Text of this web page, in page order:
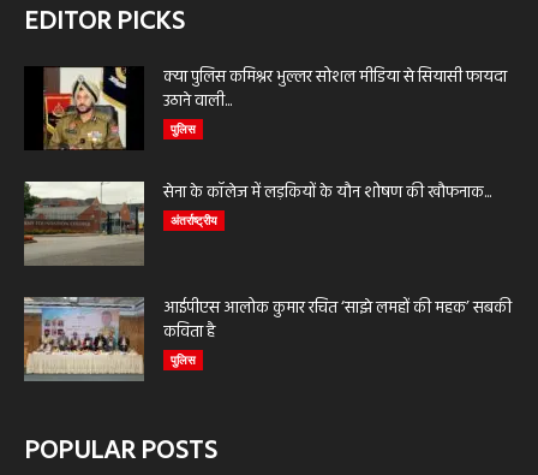
EDITOR PICKS
क्या पुलिस कमिश्नर भुल्लर सोशल मीडिया से सियासी फायदा
उठाने वाली...
पुलिस
सेना के कॉलेज में लड़कियों के यौन शोषण की खौफनाक...
अंतर्राष्ट्रीय
आईपीएस आलोक कुमार रचित ‘साझे लमहों की महक’ सबकी
कविता है
पुलिस
POPULAR POSTS